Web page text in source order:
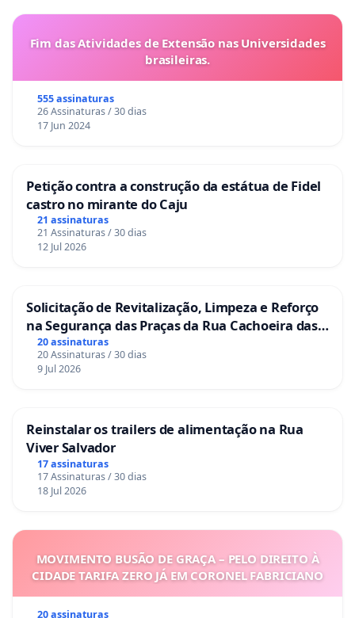
Fim das Atividades de Extensão nas Universidades
brasileiras.
555 assinaturas
26 Assinaturas / 30 dias
17 Jun 2024
Petição contra a construção da estátua de Fidel
castro no mirante do Caju
21 assinaturas
21 Assinaturas / 30 dias
12 Jul 2026
Solicitação de Revitalização, Limpeza e Reforço
na Segurança das Praças da Rua Cachoeira das
Sete Ilhas
20 assinaturas
20 Assinaturas / 30 dias
9 Jul 2026
Reinstalar os trailers de alimentação na Rua
Viver Salvador
17 assinaturas
17 Assinaturas / 30 dias
18 Jul 2026
MOVIMENTO BUSÃO DE GRAÇA – PELO DIREITO À
CIDADE TARIFA ZERO JÁ EM CORONEL FABRICIANO
20 assinaturas